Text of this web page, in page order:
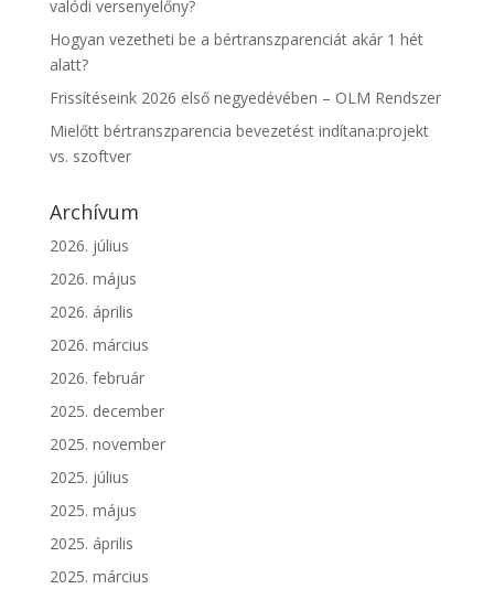
valódi versenyelőny?
Hogyan vezetheti be a bértranszparenciát akár 1 hét
alatt?
Frissítéseink 2026 első negyedévében – OLM Rendszer
Mielőtt bértranszparencia bevezetést indítana:projekt
vs. szoftver
Archívum
2026. július
2026. május
2026. április
2026. március
2026. február
2025. december
2025. november
2025. július
2025. május
2025. április
2025. március